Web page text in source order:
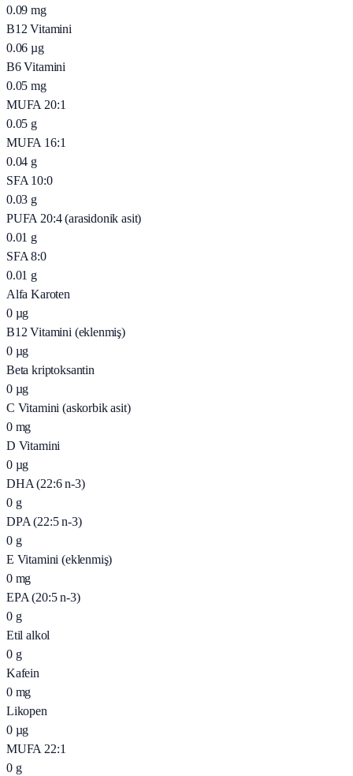
0.09 mg
B12 Vitamini
0.06 µg
B6 Vitamini
0.05 mg
MUFA 20:1
0.05 g
MUFA 16:1
0.04 g
SFA 10:0
0.03 g
PUFA 20:4 (arasidonik asit)
0.01 g
SFA 8:0
0.01 g
Alfa Karoten
0 µg
B12 Vitamini (eklenmiş)
0 µg
Beta kriptoksantin
0 µg
C Vitamini (askorbik asit)
0 mg
D Vitamini
0 µg
DHA (22:6 n-3)
0 g
DPA (22:5 n-3)
0 g
E Vitamini (eklenmiş)
0 mg
EPA (20:5 n-3)
0 g
Etil alkol
0 g
Kafein
0 mg
Likopen
0 µg
MUFA 22:1
0 g